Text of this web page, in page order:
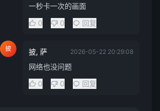
一秒卡一次的画面
0
0 回复
披 披, 萨 2026-05-22 20:29:08
网络也没问题
0
0 回复